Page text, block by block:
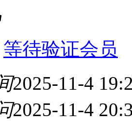
等待验证会员
2025-11-4
2025-11-4